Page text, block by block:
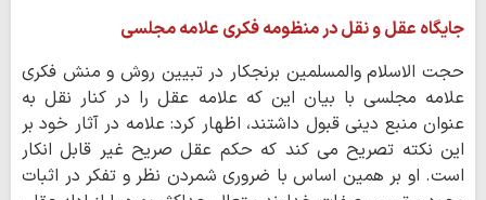
جایگاه عقل و نقل در منظومه فکری علامه مجلسی
حجت الاسلام والمسلمین برنجکار در تبیین روش و منش فکری
علامه مجلسی با بیان این که علامه عقل را در کنار نقل به
عنوان منبع دینی قبول داشتند، اظهار کرد: علامه در آثار خود بر
این نکته تصریح می کند که حکم عقل صریح غیر قابل انکار
است. او بر همین اساس با ضروری شمردن نظر و تفکر در اثبات